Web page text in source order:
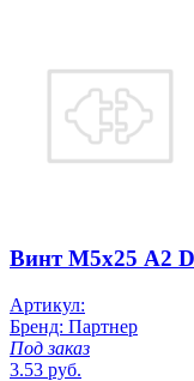
Винт M5х25 A2
Артикул:
Бренд: Партнер
Под заказ
3.53 руб.